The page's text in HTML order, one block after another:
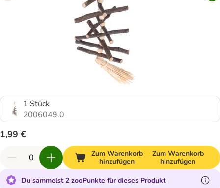
1 Stück
2006049.0
1,99 €
Zum Warenkorb
hinzufügen
Zum Warenkorb
hinzufügen
Du sammelst 2 zooPunkte für dieses Produkt